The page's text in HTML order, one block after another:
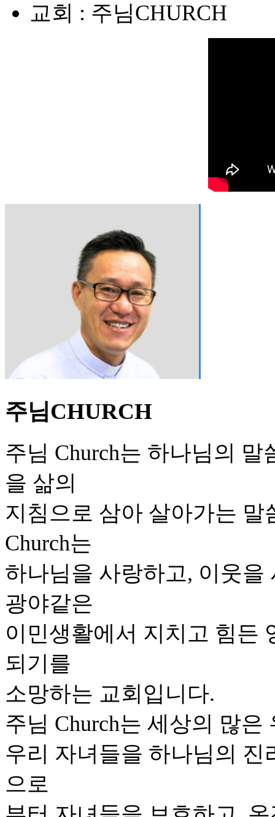
교회 : 주님CHURCH
주님CHURCH
주님 Church는 하나님의
을 삶의
지침으로 삼아 살아가는
Church는
하나님을 사랑하고, 이웃
광야같은
이민생활에서 지치고 힘든
되기를
소망하는 교회입니다.
주님 Church는 세상의 많
우리 자녀들을 하나님의
으로